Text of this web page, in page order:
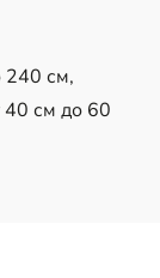
240 см,
40 см до 60